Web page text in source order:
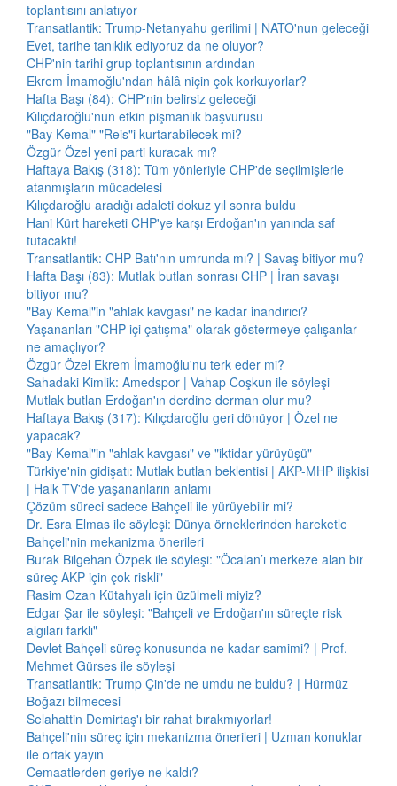
toplantısını anlatıyor
Transatlantik: Trump-Netanyahu gerilimi | NATO'nun geleceği
Evet, tarihe tanıklık ediyoruz da ne oluyor?
CHP'nin tarihi grup toplantısının ardından
Ekrem İmamoğlu'ndan hâlâ niçin çok korkuyorlar?
Hafta Başı (84): CHP'nin belirsiz geleceği
Kılıçdaroğlu'nun etkin pişmanlık başvurusu
"Bay Kemal" "Reis"i kurtarabilecek mi?
Özgür Özel yeni parti kuracak mı?
Haftaya Bakış (318): Tüm yönleriyle CHP'de seçilmişlerle
atanmışların mücadelesi
Kılıçdaroğlu aradığı adaleti dokuz yıl sonra buldu
Hani Kürt hareketi CHP'ye karşı Erdoğan'ın yanında saf
tutacaktı!
Transatlantik: CHP Batı'nın umrunda mı? | Savaş bitiyor mu?
Hafta Başı (83): Mutlak butlan sonrası CHP | İran savaşı
bitiyor mu?
"Bay Kemal"in "ahlak kavgası" ne kadar inandırıcı?
Yaşananları "CHP içi çatışma" olarak göstermeye çalışanlar
ne amaçlıyor?
Özgür Özel Ekrem İmamoğlu'nu terk eder mi?
Sahadaki Kimlik: Amedspor | Vahap Coşkun ile söyleşi
Mutlak butlan Erdoğan'ın derdine derman olur mu?
Haftaya Bakış (317): Kılıçdaroğlu geri dönüyor | Özel ne
yapacak?
"Bay Kemal"in "ahlak kavgası" ve "iktidar yürüyüşü"
Türkiye'nin gidişatı: Mutlak butlan beklentisi | AKP-MHP ilişkisi
| Halk TV'de yaşananların anlamı
Çözüm süreci sadece Bahçeli ile yürüyebilir mi?
Dr. Esra Elmas ile söyleşi: Dünya örneklerinden hareketle
Bahçeli'nin mekanizma önerileri
Burak Bilgehan Özpek ile söyleşi: "Öcalan’ı merkeze alan bir
süreç AKP için çok riskli"
Rasim Ozan Kütahyalı için üzülmeli miyiz?
Edgar Şar ile söyleşi: "Bahçeli ve Erdoğan'ın süreçte risk
algıları farklı"
Devlet Bahçeli süreç konusunda ne kadar samimi? | Prof.
Mehmet Gürses ile söyleşi
Transatlantik: Trump Çin'de ne umdu ne buldu? | Hürmüz
Boğazı bilmecesi
Selahattin Demirtaş'ı bir rahat bırakmıyorlar!
Bahçeli'nin süreç için mekanizma önerileri | Uzman konuklar
ile ortak yayın
Cemaatlerden geriye ne kaldı?